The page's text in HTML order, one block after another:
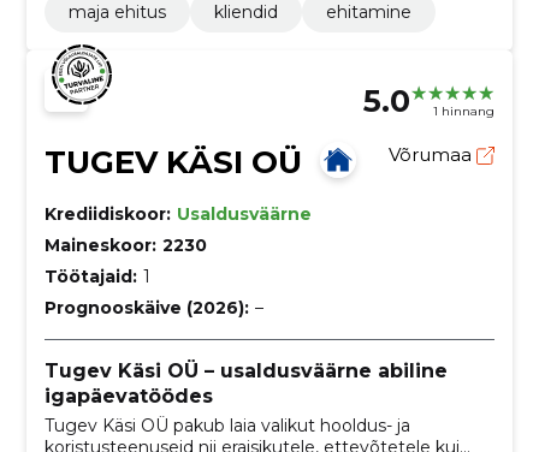
maja ehitus
kliendid ehitamine
5.0 1 hinnang
TUGEV KÄSI OÜ Võrumaa
Krediidiskoor: Usaldusväärne
Maineskoor: 2230
Töötajaid: 1
Prognooskäive (2026): –
Tugev Käsi OÜ – usaldusväärne abiline
igapäevatöödes
Tugev Käsi OÜ pakub laia valikut hooldus- ja
koristusteenuseid nii eraisikutele, ettevõtetele kui